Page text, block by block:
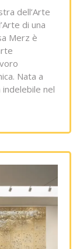
dell’Arte
di una
Merz è
Nata a
nel